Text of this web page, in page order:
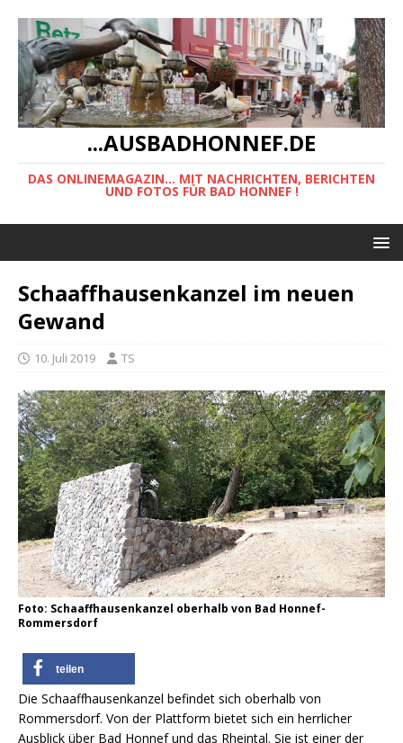
...AUSBADHONNEF.DE
DAS ONLINEMAGAZIN... MIT NACHRICHTEN, BERICHTEN
UND FOTOS FÜR BAD HONNEF !
Schaaffhausenkanzel im neuen
Gewand
10. Juli 2019 TS
Foto: Schaaffhausenkanzel oberhalb von Bad Honnef-
Rommersdorf
teilen
Die Schaaffhausenkanzel befindet sich oberhalb von
Rommersdorf. Von der Plattform bietet sich ein herrlicher
Ausblick über Bad Honnef und das Rheintal. Sie ist einer der